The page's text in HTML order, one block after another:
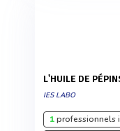
L'HUILE DE
IES LABO
1professionnels